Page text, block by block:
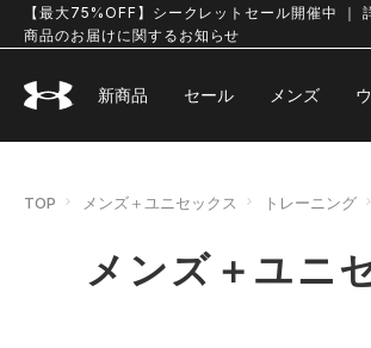
【最大75%OFF】シークレットセール開催中 ｜
商品のお届けに関するお知らせ
新商品 セール メンズ
TOP メンズ＋ユニセックス トレーニング
メンズ＋ユニ